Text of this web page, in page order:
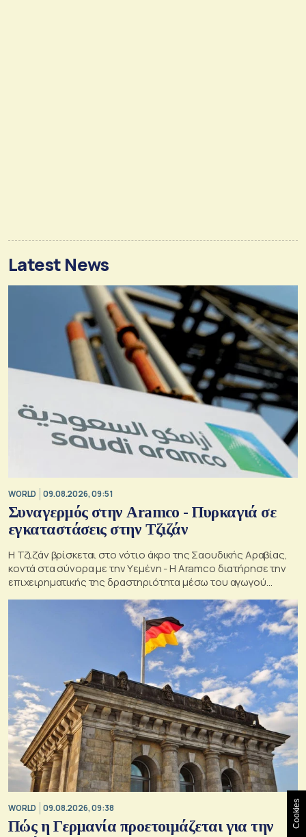
Latest News
WORLD 09.08.2026, 09:51
Συναγερμός στην Aramco - Πυρκαγιά σε
εγκαταστάσεις στην Τζιζάν
Η Τζιζάν βρίσκεται στο νότιο άκρο της Σαουδικής Αραβίας,
κοντά στα σύνορα με την Υεμένη - Η Aramco διατήρησε την
επιχειρηματικής της δραστηριότητα μέσω του αγωγού
WORLD 09.08.2026, 09:38
Πώς η Γερμανία προετοιμάζεται για την
Cookies